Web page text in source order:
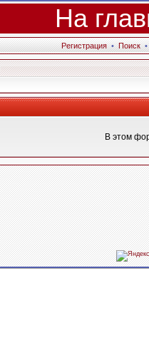
На
Регистрация • Поиск •
В этом